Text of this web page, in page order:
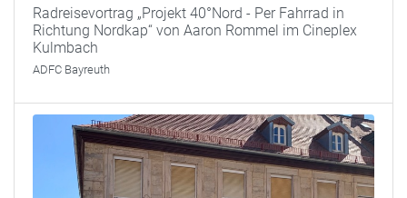
Radreisevortrag „Projekt 40°Nord - Per Fahrrad in
Richtung Nordkap“ von Aaron Rommel im Cineplex
Kulmbach
ADFC Bayreuth